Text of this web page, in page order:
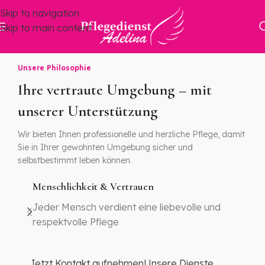
Skip to navigation
Skip to main content
Unsere Philosophie
Ihre vertraute Umgebung – mit
unserer Unterstützung
Wir bieten Ihnen professionelle und herzliche Pflege, damit
Sie in Ihrer gewohnten Umgebung sicher und
selbstbestimmt leben können.
Menschlichkeit & Vertrauen
Jeder Mensch verdient eine liebevolle und
respektvolle Pflege